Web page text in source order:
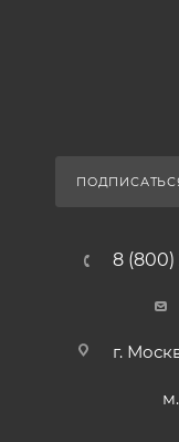
8 (800)
г.